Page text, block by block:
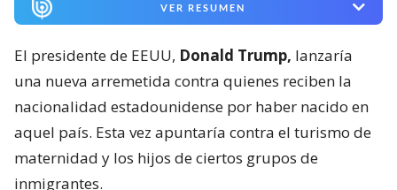
VER RESUMEN
El presidente de EEUU, Donald Trump, lanzaría
una nueva arremetida contra quienes reciben la
nacionalidad estadounidense por haber nacido en
aquel país. Esta vez apuntaría contra el turismo de
maternidad y los hijos de ciertos grupos de
inmigrantes.